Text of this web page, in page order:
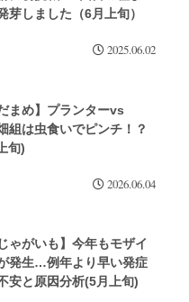
芽しました（6月上旬）
2025.06.02
だまめ】プランターvs
組は虫食いでピンチ！？
旬)
2026.06.04
ゃがいも】今年もモザイ
発生…例年より早い発症
安と原因分析(5月上旬)